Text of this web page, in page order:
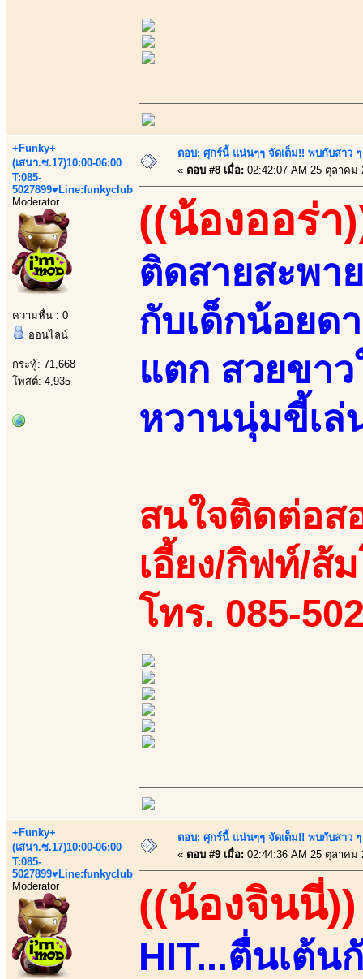
+Funky+
(เสนา.ซ.17)10:00-06:00
T:085-
5027899♥Line:funkyclub
Moderator
ความหื่น : 0
ออนไลน์
กระทู้: 71,668
โพสต์: 4,935
ตอบ: ศุกร์นี้ แน่นๆๆ จัดเต็ม!! พบกับสาว
« ตอบ #8 เมื่อ: 02:42:07 AM 25 ตุลาคม
((น้องออร่า
ติดสายสะพา
กับเด็กน้อยด
แตก สวยขา
หวานนุ่มขี้เล่
สนใจติดต่อส
เอี้ยง/กิฟท์/ส้
โทร. 085-
+Funky+
(เสนา.ซ.17)10:00-06:00
T:085-
5027899♥Line:funkyclub
Moderator
ตอบ: ศุกร์นี้ แน่นๆๆ จัดเต็ม!! พบกับสาว
« ตอบ #9 เมื่อ: 02:44:36 AM 25 ตุลาคม
((น้องจินนี่))
HIT...ตื่นเต้น